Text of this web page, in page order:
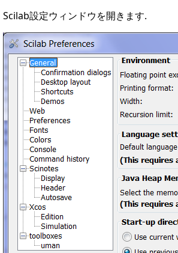
Scilab設定ウィンドウを開きます.